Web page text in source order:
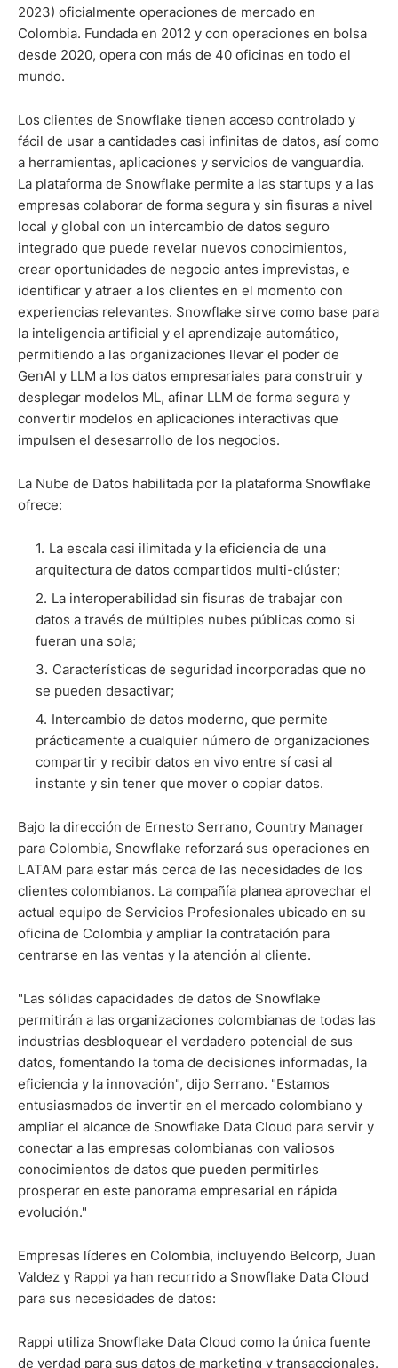
2023) oficialmente operaciones de mercado en
Colombia. Fundada en 2012 y con operaciones en bolsa
desde 2020, opera con más de 40 oficinas en todo el
mundo.
Los clientes de Snowflake tienen acceso controlado y
fácil de usar a cantidades casi infinitas de datos, así como
a herramientas, aplicaciones y servicios de vanguardia.
La plataforma de Snowflake permite a las startups y a las
empresas colaborar de forma segura y sin fisuras a nivel
local y global con un intercambio de datos seguro
integrado que puede revelar nuevos conocimientos,
crear oportunidades de negocio antes imprevistas, e
identificar y atraer a los clientes en el momento con
experiencias relevantes. Snowflake sirve como base para
la inteligencia artificial y el aprendizaje automático,
permitiendo a las organizaciones llevar el poder de
GenAI y LLM a los datos empresariales para construir y
desplegar modelos ML, afinar LLM de forma segura y
convertir modelos en aplicaciones interactivas que
impulsen el desesarrollo de los negocios.
La Nube de Datos habilitada por la plataforma Snowflake
ofrece:
La escala casi ilimitada y la eficiencia de una
arquitectura de datos compartidos multi-clúster;
La interoperabilidad sin fisuras de trabajar con
datos a través de múltiples nubes públicas como si
fueran una sola;
Características de seguridad incorporadas que no
se pueden desactivar;
Intercambio de datos moderno, que permite
prácticamente a cualquier número de organizaciones
compartir y recibir datos en vivo entre sí casi al
instante y sin tener que mover o copiar datos.
Bajo la dirección de Ernesto Serrano, Country Manager
para Colombia, Snowflake reforzará sus operaciones en
LATAM para estar más cerca de las necesidades de los
clientes colombianos. La compañía planea aprovechar el
actual equipo de Servicios Profesionales ubicado en su
oficina de Colombia y ampliar la contratación para
centrarse en las ventas y la atención al cliente.
"Las sólidas capacidades de datos de Snowflake
permitirán a las organizaciones colombianas de todas las
industrias desbloquear el verdadero potencial de sus
datos, fomentando la toma de decisiones informadas, la
eficiencia y la innovación", dijo Serrano. "Estamos
entusiasmados de invertir en el mercado colombiano y
ampliar el alcance de Snowflake Data Cloud para servir y
conectar a las empresas colombianas con valiosos
conocimientos de datos que pueden permitirles
prosperar en este panorama empresarial en rápida
evolución."
Empresas líderes en Colombia, incluyendo Belcorp, Juan
Valdez y Rappi ya han recurrido a Snowflake Data Cloud
para sus necesidades de datos:
Rappi utiliza Snowflake Data Cloud como la única fuente
de verdad para sus datos de marketing y transaccionales.